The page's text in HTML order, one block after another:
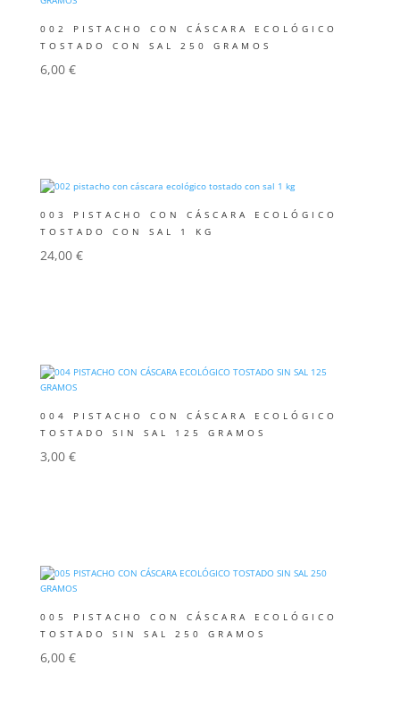
002 PISTACHO CON CÁSCARA ECOLÓGICO
TOSTADO CON SAL 250 GRAMOS
6,00 €
003 PISTACHO CON CÁSCARA ECOLÓGICO
TOSTADO CON SAL 1 KG
24,00 €
004 PISTACHO CON CÁSCARA ECOLÓGICO
TOSTADO SIN SAL 125 GRAMOS
3,00 €
005 PISTACHO CON CÁSCARA ECOLÓGICO
TOSTADO SIN SAL 250 GRAMOS
6,00 €